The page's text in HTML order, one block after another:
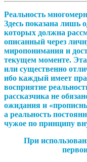
Реальность
Здесь показана лишь
которых должна
описанный через
миропонимания и
текущем моменте.
или существенно
ибо каждый имеет
восприятие
рассказчика не
ожидания и
а реальность
чужое по принципу
При